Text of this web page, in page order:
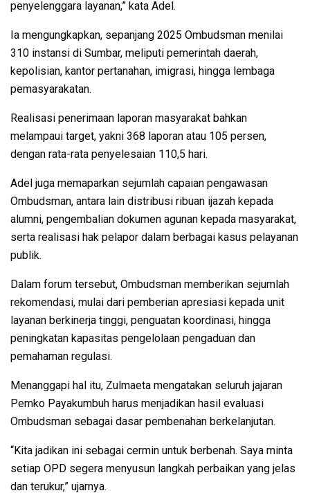
penyelenggara layanan,” kata Adel.
Ia mengungkapkan, sepanjang 2025 Ombudsman menilai
310 instansi di Sumbar, meliputi pemerintah daerah,
kepolisian, kantor pertanahan, imigrasi, hingga lembaga
pemasyarakatan.
Realisasi penerimaan laporan masyarakat bahkan
melampaui target, yakni 368 laporan atau 105 persen,
dengan rata-rata penyelesaian 110,5 hari.
Adel juga memaparkan sejumlah capaian pengawasan
Ombudsman, antara lain distribusi ribuan ijazah kepada
alumni, pengembalian dokumen agunan kepada masyarakat,
serta realisasi hak pelapor dalam berbagai kasus pelayanan
publik.
Dalam forum tersebut, Ombudsman memberikan sejumlah
rekomendasi, mulai dari pemberian apresiasi kepada unit
layanan berkinerja tinggi, penguatan koordinasi, hingga
peningkatan kapasitas pengelolaan pengaduan dan
pemahaman regulasi.
Menanggapi hal itu, Zulmaeta mengatakan seluruh jajaran
Pemko Payakumbuh harus menjadikan hasil evaluasi
Ombudsman sebagai dasar pembenahan berkelanjutan.
“Kita jadikan ini sebagai cermin untuk berbenah. Saya minta
setiap OPD segera menyusun langkah perbaikan yang jelas
dan terukur,” ujarnya.